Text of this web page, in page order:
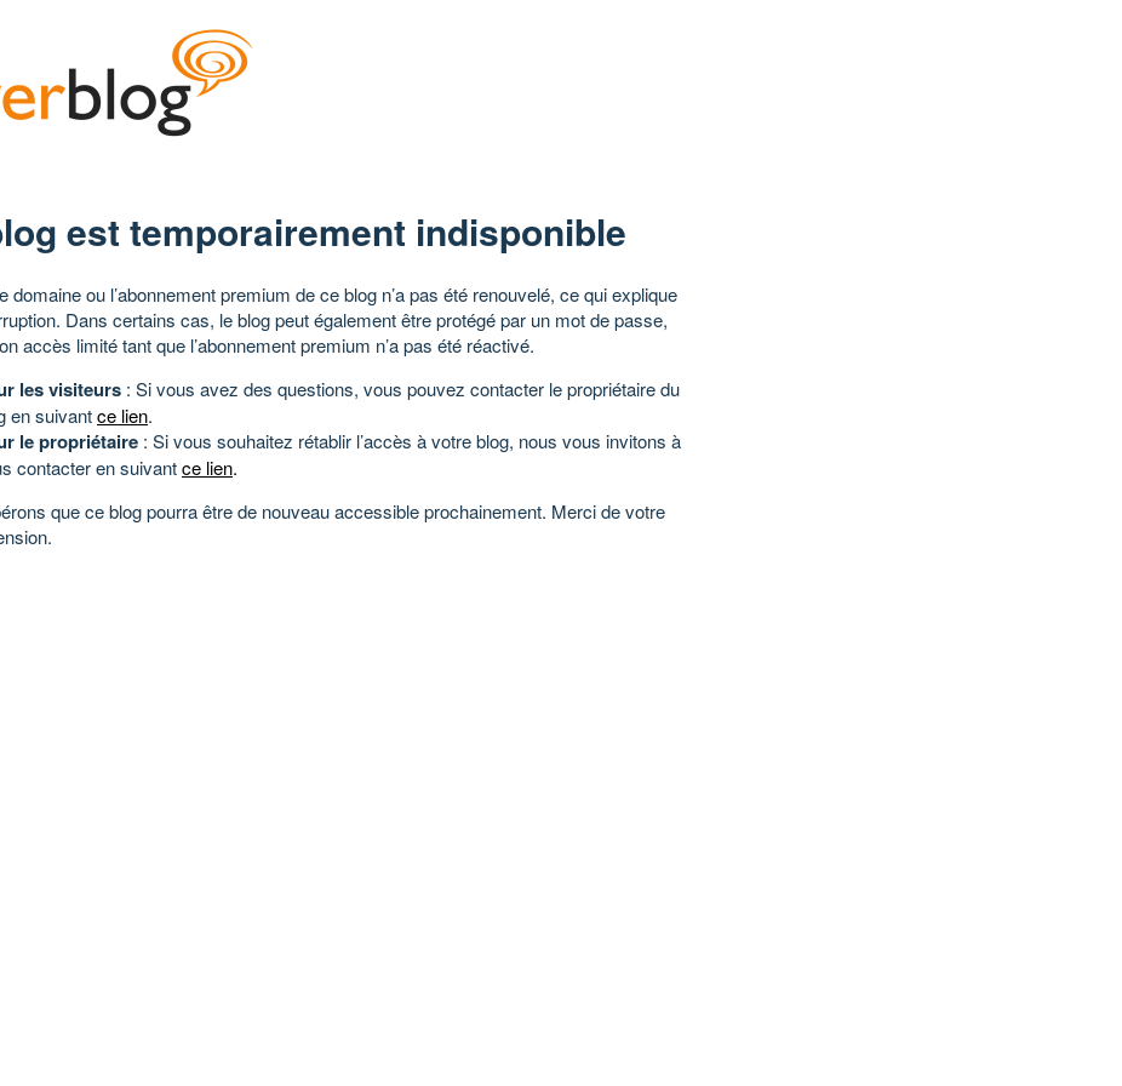
est temporairement indisponible
domaine ou l’abonnement premium de ce blog n’a pas été renouvelé, ce qui explique
Dans certains cas, le blog peut également être protégé par un mot de passe,
accès limité tant que l’abonnement premium n’a pas été réactivé.
les visiteurs : Si vous avez des questions, vous pouvez contacter le propriétaire du
en suivantce lien.
le propriétaire : Si vous souhaitez rétablir l’accès à votre blog, nous vous invitons à
contacter en suivantce lien.
que ce blog pourra être de nouveau accessible prochainement. Merci de votre